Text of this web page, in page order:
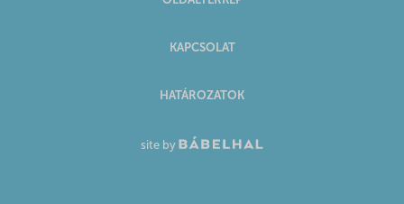
KAPCSOLAT
HATÁROZATOK
site by